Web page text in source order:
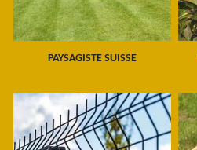
PAYSAGISTE SUISSE